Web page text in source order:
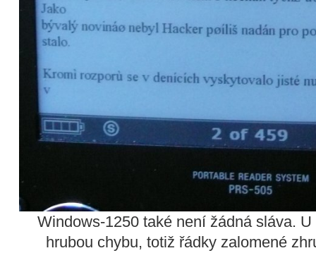
Windows-1250 také není žádná sláva.
hrubou chybu, totiž řádky zalomené